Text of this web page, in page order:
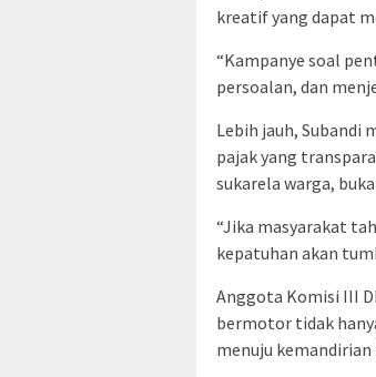
kreatif yang dapat
“Kampanye soal
persoalan, dan
Lebih jauh, Subandi
pajak yang
sukarela warga,
“Jika masyarakat
kepatuhan akan
Anggota Komisi III
bermotor tidak
menuju